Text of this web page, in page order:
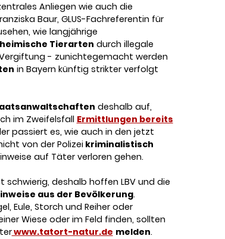
Anliegen wie auch die
Baur, GLUS-Fachreferentin für
wie langjährige
Tierarten durch illegale
- zunichtegemacht werden
in Bayern künftig strikter verfolgt
deshalb auf,
im Zweifelsfall Ermittlungen bereits
passiert es, wie auch in den jetzt
von der Polizei kriminalistisch
auf Täter verloren gehen.
schwierig, deshalb hoffen LBV und die
aus der Bevölkerung.
Eule, Storch und Reiher oder
Wiese oder im Feld finden, sollten
www.tatort-natur.de melden.